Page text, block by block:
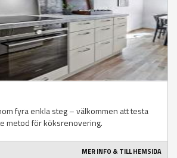
fyra enkla steg – välkommen att testa
metod för köksrenovering.
MER INFO & TILL HEMSIDA